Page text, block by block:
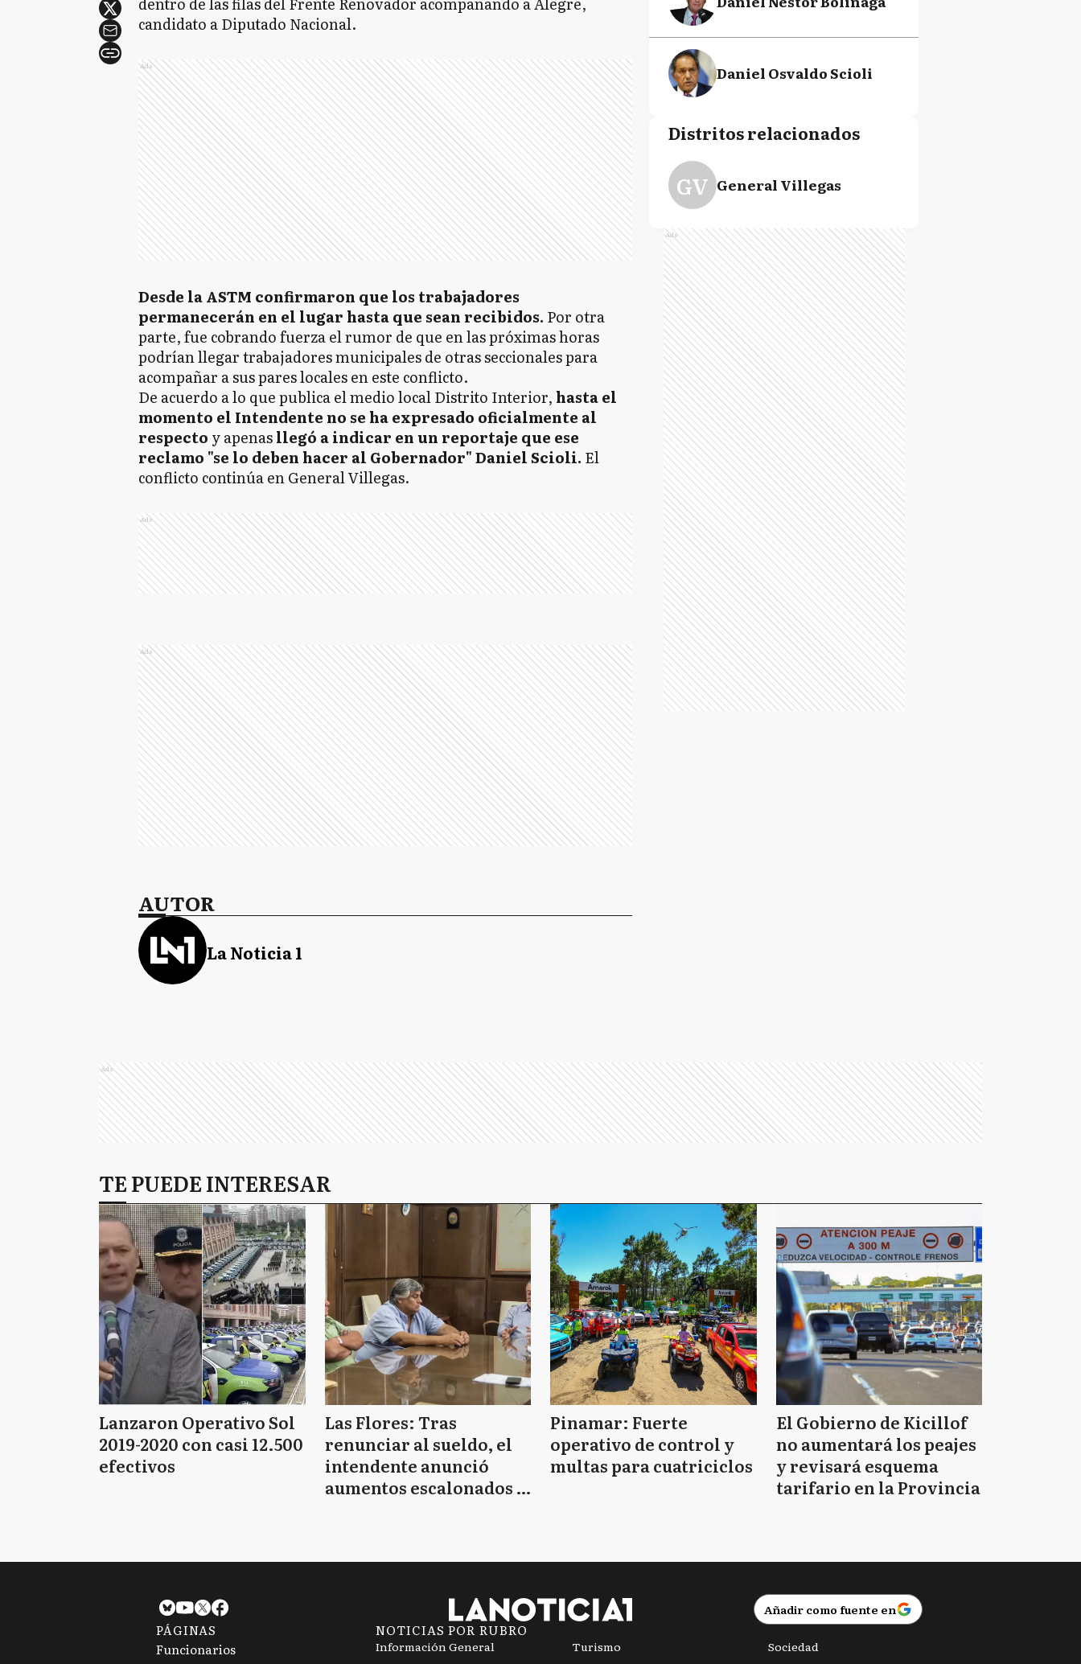
candidato a Diputado Nacional.
Ads
Desde la ASTM confirmaron que los trabajadores
permanecerán en el lugar hasta que sean recibidos. Por otra
parte, fue cobrando fuerza el rumor de que en las próximas horas
podrían llegar trabajadores municipales de otras seccionales para
acompañar a sus pares locales en este conflicto.
De acuerdo a lo que publica el medio local Distrito Interior, hasta el
momento el Intendente no se ha expresado oficialmente al
respecto y apenasllegó a indicar en un reportaje que ese
reclamo "se lo deben hacer al Gobernador" Daniel Scioli. El
conflicto continúa en General Villegas.
Ads
Ads
AUTOR
La Noticia 1
Daniel Osvaldo Scioli
Distritos relacionados
GV General Villegas
Ads
Ads
TE PUEDE INTERESAR
Lanzaron Operativo Sol
2019-2020 con casi 12.500
efectivos
Las Flores: Tras
renunciar al sueldo, el
intendente anunció
aumentos escalonados y
Pinamar: Fuerte
operativo de control y
multas para cuatriciclos
El Gobierno de Kicillof
no aumentará los peajes
y revisará esquema
tarifario en la Provincia
Añadir como fuente en
PÁGINAS
Funcionarios
NOTICIAS POR RUBRO
Información General Turismo Sociedad